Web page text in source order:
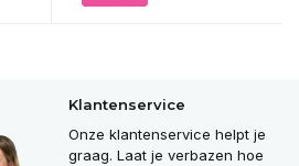
Klantenservice
Onze klantenservice helpt je
graag. Laat je verbazen hoe